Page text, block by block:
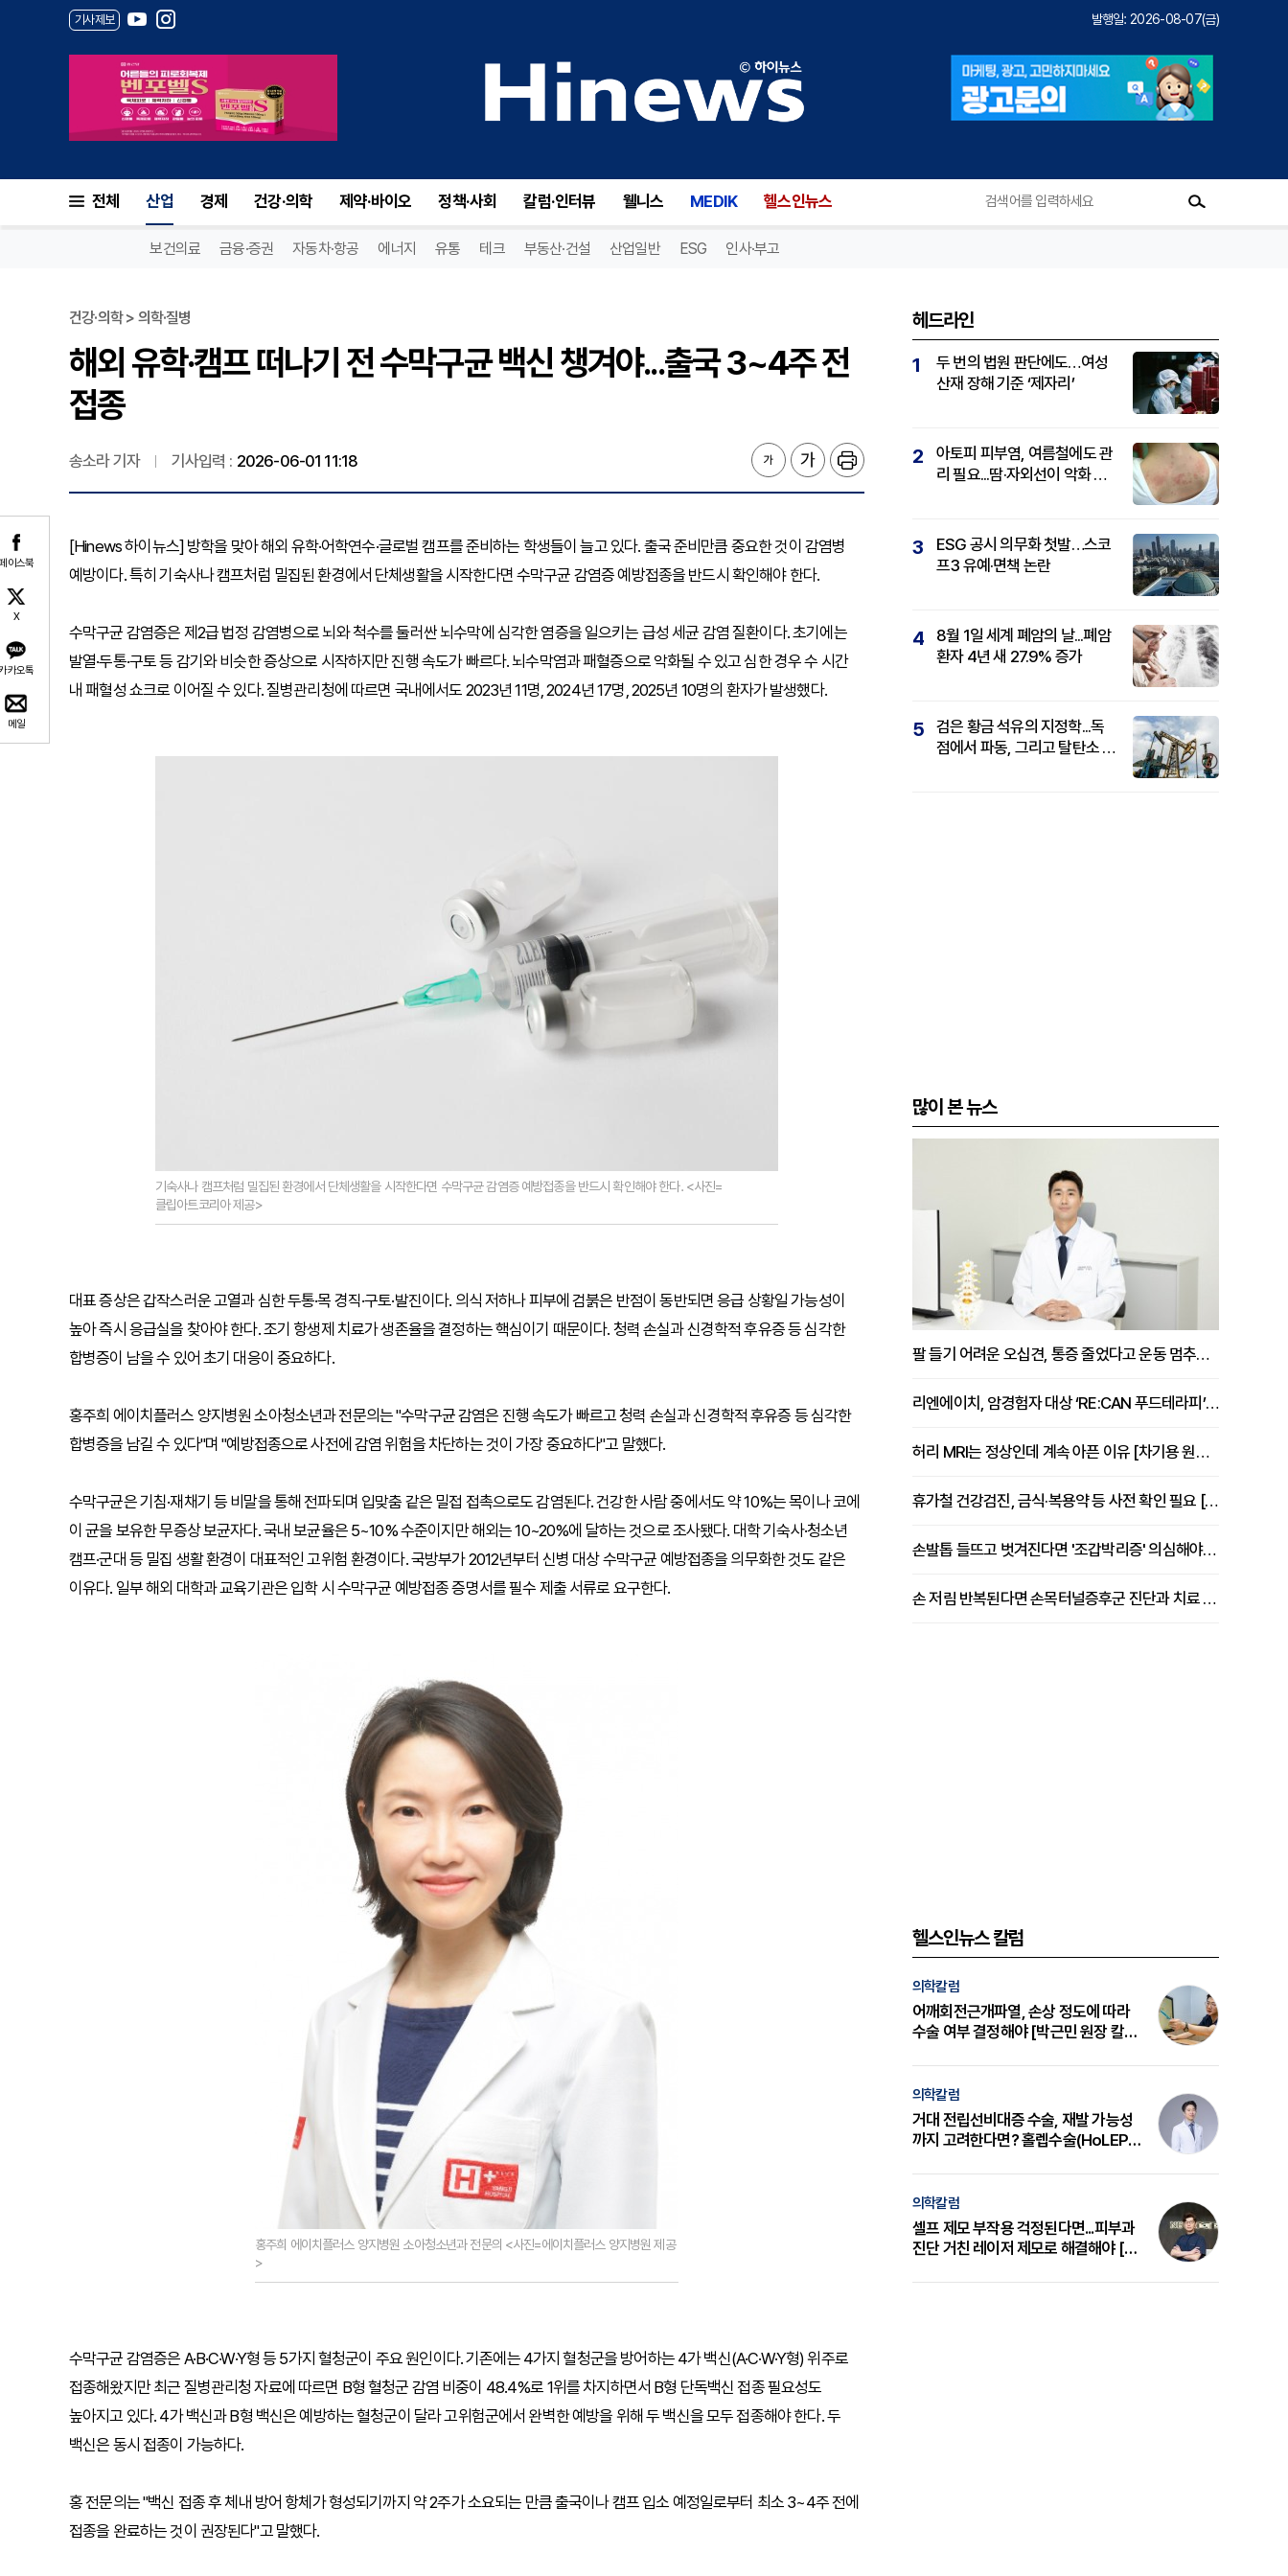
기사제보 발행일: 2026-08-07(금)
전체 산업 경제 건강·의학 제약·바이오 정책·사회 칼럼·인터뷰 웰니스 MEDIK 헬스인뉴스
보건의료 금융·증권 자동차·항공 에너지 유통 테크 부동산·건설 산업일반 ESG 인사·부고
이스북
X
카오톡
메일
건강·의학 > 의학·질병
해외 유학·캠프 떠나기 전 수막구균 백신 챙겨야...출국 3~4주 전
접종
송소라 기자 기사입력 : 2026-06-01 11:18
[Hinews 하이뉴스] 방학을 맞아 해외 유학·어학연수·글로벌 캠프를 준비하는 학생들이 늘고 있다. 출국 준비만큼 중요한 것이 감염병
예방이다. 특히 기숙사나 캠프처럼 밀집된 환경에서 단체생활을 시작한다면 수막구균 감염증 예방접종을 반드시 확인해야 한다.
수막구균 감염증은 제2급 법정 감염병으로 뇌와 척수를 둘러싼 뇌수막에 심각한 염증을 일으키는 급성 세균 감염 질환이다. 초기에는
발열·두통·구토 등 감기와 비슷한 증상으로 시작하지만 진행 속도가 빠르다. 뇌수막염과 패혈증으로 악화될 수 있고 심한 경우 수 시간
내 패혈성 쇼크로 이어질 수 있다. 질병관리청에 따르면 국내에서도 2023년 11명, 2024년 17명, 2025년 10명의 환자가 발생했다.
기숙사나 캠프처럼 밀집된 환경에서 단체생활을 시작한다면 수막구균 감염증 예방접종을 반드시 확인해야 한다. <사진=
클립아트코리아 제공>
대표 증상은 갑작스러운 고열과 심한 두통·목 경직·구토·발진이다. 의식 저하나 피부에 검붉은 반점이 동반되면 응급 상황일 가능성이
높아 즉시 응급실을 찾아야 한다. 조기 항생제 치료가 생존율을 결정하는 핵심이기 때문이다. 청력 손실과 신경학적 후유증 등 심각한
합병증이 남을 수 있어 초기 대응이 중요하다.
홍주희 에이치플러스 양지병원 소아청소년과 전문의는 "수막구균 감염은 진행 속도가 빠르고 청력 손실과 신경학적 후유증 등 심각한
합병증을 남길 수 있다"며 "예방접종으로 사전에 감염 위험을 차단하는 것이 가장 중요하다"고 말했다.
수막구균은 기침·재채기 등 비말을 통해 전파되며 입맞춤 같은 밀접 접촉으로도 감염된다. 건강한 사람 중에서도 약 10%는 목이나 코에
이 균을 보유한 무증상 보균자다. 국내 보균율은 5~10% 수준이지만 해외는 10~20%에 달하는 것으로 조사됐다. 대학 기숙사·청소년
캠프·군대 등 밀집 생활 환경이 대표적인 고위험 환경이다. 국방부가 2012년부터 신병 대상 수막구균 예방접종을 의무화한 것도 같은
이유다. 일부 해외 대학과 교육기관은 입학 시 수막구균 예방접종 증명서를 필수 제출 서류로 요구한다.
홍주희 에이치플러스 양지병원 소아청소년과 전문의 <사진=에이치플러스 양지병원 제공
>
수막구균 감염증은 A·B·C·W·Y형 등 5가지 혈청군이 주요 원인이다. 기존에는 4가지 혈청군을 방어하는 4가 백신(A·C·W·Y형) 위주로
접종해왔지만 최근 질병관리청 자료에 따르면 B형 혈청군 감염 비중이 48.4%로 1위를 차지하면서 B형 단독백신 접종 필요성도
높아지고 있다. 4가 백신과 B형 백신은 예방하는 혈청군이 달라 고위험군에서 완벽한 예방을 위해 두 백신을 모두 접종해야 한다. 두
백신은 동시 접종이 가능하다.
홍 전문의는 "백신 접종 후 체내 방어 항체가 형성되기까지 약 2주가 소요되는 만큼 출국이나 캠프 입소 예정일로부터 최소 3~4주 전에
접종을 완료하는 것이 권장된다"고 말했다.
헤드라인
1
두 번의 법원 판단에도…여성
산재 장해 기준 ‘제자리’
2
아토피 피부염, 여름철에도 관
리 필요...땀·자외선이 악화 요
3
ESG 공시 의무화 첫발…스코
프3 유예·면책 논란
4
8월 1일 세계 폐암의 날...폐암
환자 4년 새 27.9% 증가
5
검은 황금 석유의 지정학...독
점에서 파동, 그리고 탈탄소 패
많이 본 뉴스
팔 들기 어려운 오십견, 통증 줄었다고 운동 멈추면 안 되는 이유 [이병욱 원장 칼럼]
리엔에이치, 암경험자 대상 ‘RE:CAN 푸드테라피’ 운영
허리 MRI는 정상인데 계속 아픈 이유 [차기용 원장 칼럼]
휴가철 건강검진, 금식·복용약 등 사전 확인 필요 [정도감 원장 칼럼]
손발톱 들뜨고 벗겨진다면 '조갑박리증' 의심해야 [김철윤 원장 칼럼]
손 저림 반복된다면 손목터널증후군 진단과 치료 시기 살펴야 [김동현 원장 칼럼]
헬스인뉴스 칼럼
의학칼럼
어깨회전근개파열, 손상 정도에 따라
수술 여부 결정해야 [박근민 원장 칼
의학칼럼
거대 전립선비대증 수술, 재발 가능성
까지 고려한다면? 홀렙수술(HoLEP)
의학칼럼
셀프 제모 부작용 걱정된다면...피부과
진단 거친 레이저 제모로 해결해야 [변